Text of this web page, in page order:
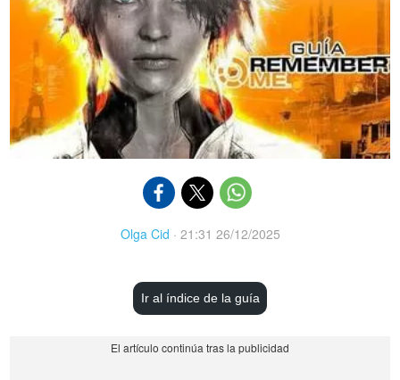
Olga Cid · 21:31 26/12/2025
Ir al índice de la guía